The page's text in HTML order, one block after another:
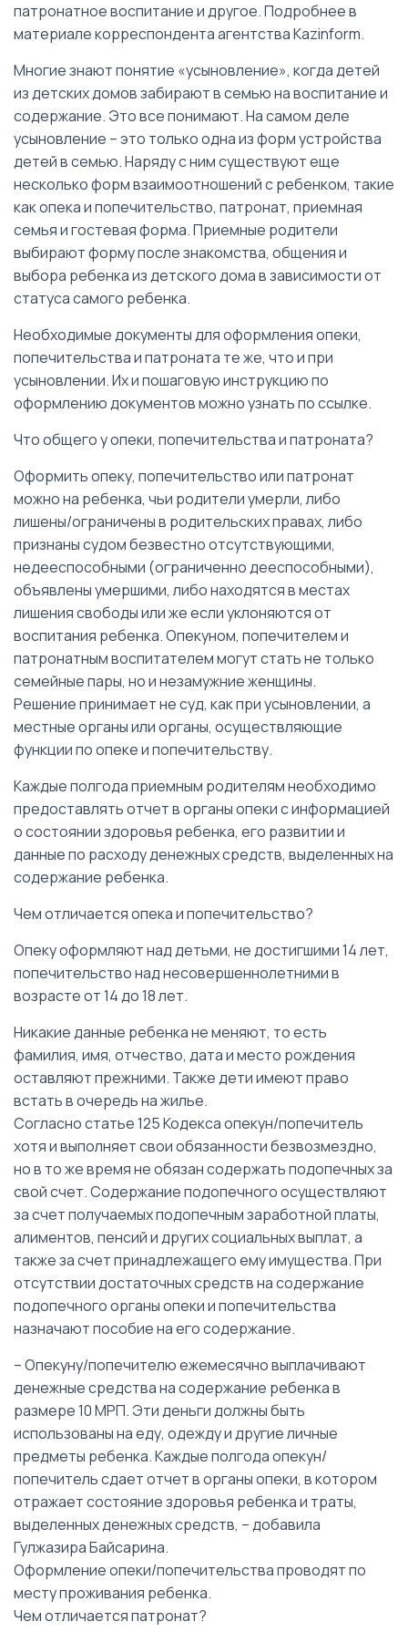
патронатное воспитание и другое. Подробнее в
материале корреспондента агентства Kazinform.
Многие знают понятие «усыновление», когда детей
из детских домов забирают в семью на воспитание и
содержание. Это все понимают. На самом деле
усыновление – это только одна из форм устройства
детей в семью. Наряду с ним существуют еще
несколько форм взаимоотношений с ребенком, такие
как опека и попечительство, патронат, приемная
семья и гостевая форма. Приемные родители
выбирают форму после знакомства, общения и
выбора ребенка из детского дома в зависимости от
статуса самого ребенка.
Необходимые документы для оформления опеки,
попечительства и патроната те же, что и при
усыновлении. Их и пошаговую инструкцию по
оформлению документов можно узнать по ссылке.
Что общего у опеки, попечительства и патроната?
Оформить опеку, попечительство или патронат
можно на ребенка, чьи родители умерли, либо
лишены/ограничены в родительских правах, либо
признаны судом безвестно отсутствующими,
недееспособными (ограниченно дееспособными),
объявлены умершими, либо находятся в местах
лишения свободы или же если уклоняются от
воспитания ребенка. Опекуном, попечителем и
патронатным воспитателем могут стать не только
семейные пары, но и незамужние женщины.
Решение принимает не суд, как при усыновлении, а
местные органы или органы, осуществляющие
функции по опеке и попечительству.
Каждые полгода приемным родителям необходимо
предоставлять отчет в органы опеки с информацией
о состоянии здоровья ребенка, его развитии и
данные по расходу денежных средств, выделенных на
содержание ребенка.
Чем отличается опека и попечительство?
Опеку оформляют над детьми, не достигшими 14 лет,
попечительство над несовершеннолетними в
возрасте от 14 до 18 лет.
Никакие данные ребенка не меняют, то есть
фамилия, имя, отчество, дата и место рождения
оставляют прежними. Также дети имеют право
встать в очередь на жилье.
Согласно статье 125 Кодекса опекун/попечитель
хотя и выполняет свои обязанности безвозмездно,
но в то же время не обязан содержать подопечных за
свой счет. Содержание подопечного осуществляют
за счет получаемых подопечным заработной платы,
алиментов, пенсий и других социальных выплат, а
также за счет принадлежащего ему имущества. При
отсутствии достаточных средств на содержание
подопечного органы опеки и попечительства
назначают пособие на его содержание.
– Опекуну/попечителю ежемесячно выплачивают
денежные средства на содержание ребенка в
размере 10 МРП. Эти деньги должны быть
использованы на еду, одежду и другие личные
предметы ребенка. Каждые полгода опекун/
попечитель сдает отчет в органы опеки, в котором
отражает состояние здоровья ребенка и траты,
выделенных денежных средств, – добавила
Гулжазира Байсарина.
Оформление опеки/попечительства проводят по
месту проживания ребенка.
Чем отличается патронат?